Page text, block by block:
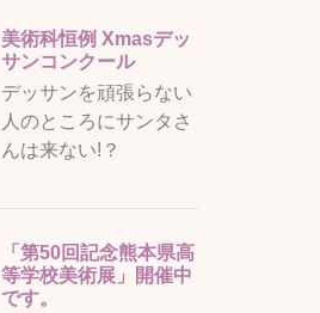
美術科恒例 Xmasデッ
サンコンクール
デッサンを頑張らない
人のところにサンタさ
んは来ない!？
「第50回記念熊本県高
等学校美術展」開催中
です。